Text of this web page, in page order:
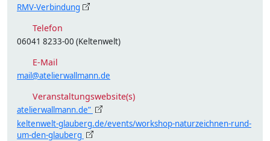
RMV-Verbindung
Telefon
06041 8233-00 (Keltenwelt)
E-Mail
mail@atelierwallmann.de
Veranstaltungswebsite(s)
atelierwallmann.de”
keltenwelt-glauberg.de/events/workshop-naturzeichnen-rund-
um-den-glauberg